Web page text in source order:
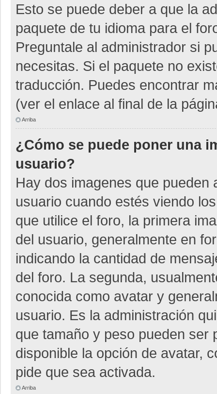
Esto se puede deber a que la
paquete de tu idioma para el
Preguntale al administrador si
necesitas. Si el paquete no
traducción. Puedes encontrar
(ver el enlace al final de la
Arriba
¿Cómo se puede poner una
usuario?
Hay dos imagenes que
usuario cuando estés viendo
que utilice el foro, la primera
del usuario, generalmente en
indicando la cantidad de
del foro. La segunda,
conocida como avatar y
usuario. Es la administración
que tamaño y peso pueden ser
disponible la opción de avatar,
pide que sea activada.
Arriba